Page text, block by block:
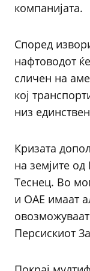
компанијата.
Според
нафтоводот
сличен на
кој
низ
Кризата
на земјите
Теснец. Во
и ОАЕ имаат
Персискиот